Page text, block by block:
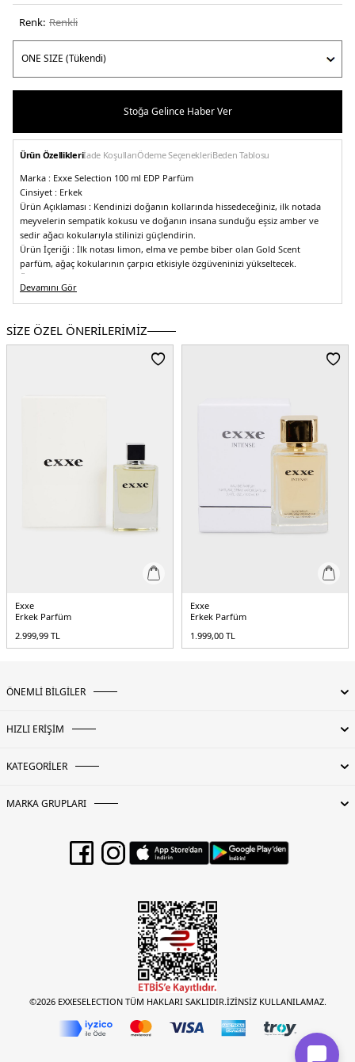
Renk: renkli
Stoğa Gelince Haber Ver
Ürün Özellikleriİade KoşullarıÖdeme SeçenekleriBeden Tablosu
Marka : Exxe Selection 100 ml EDP Parfüm
Cinsiyet : Erkek
Ürün Açıklaması : Kendinizi doğanın kollarında hissedeceğiniz, ilk notada
meyvelerin sempatik kokusu ve doğanın insana sunduğu eşsiz amber ve
sedir ağacı kokularıyla stilinizi güçlendirin.
Ürün İçeriği : İlk notası limon, elma ve pembe biber olan Gold Scent
parfüm, ağaç kokularının çarpıcı etkisiyle özgüveninizi yükseltecek.
Üretim Yeri :
5DE1509GOLDSCEND.0
Devamını Gör
SİZE ÖZEL ÖNERİLERİMİZ
Exxe
Erkek Parfüm
2.999,99 TL
Exxe
Erkek Parfüm
1.999,00 TL
ÖNEMLİ BİLGİLER
HIZLI ERİŞİM
KATEGORİLER
MARKA GRUPLARI
©2026 EXXESELECTION TÜM HAKLARI SAKLIDIR.İZİNSİZ KULLANILAMAZ.